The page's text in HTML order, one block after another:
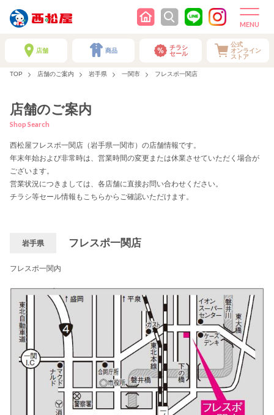
店舗 商品
チラシ
セール
公式
オンライン
ストア
TOP 店舗のご案内 岩手県 一関市 フレスポ一関店
店舗のご案内
Shop Search
西松屋フレスポ一関店（岩手県一関市）の店舗情報です。
年末年始および非常時は、営業時間の変更または休業させていただく場合が
ございます。
営業状況につきましては、各店舗に直接お問い合わせください。
チラシ等セール情報もこちらからご確認いただけます。
岩手県 フレスポ一関店
フレスポ一関内